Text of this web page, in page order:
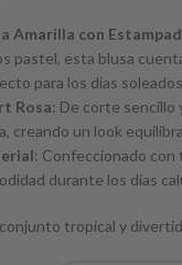
Amarilla con
pastel, esta blusa
para los días
Rosa: De corte sencillo
creando un look
: Confeccionado con
durante los días
conjunto tropical y